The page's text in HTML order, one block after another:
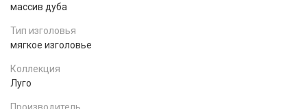
массив дуба
Тип изголовья
мягкое изголовье
Коллекция
Луго